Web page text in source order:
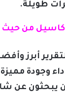
طويلة.
كاسيل من حيث
أبرز
وجودة
يبحثون عن